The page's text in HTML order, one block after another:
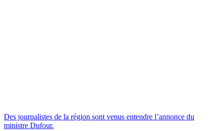
Des journalistes de la région sont venus entendre l’annonce du
ministre Dufour.